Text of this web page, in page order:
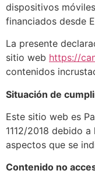
dispositivos
financiados desde
La presente
sitio web https://
contenidos
Situación de
Este sitio web es
1112/2018 debido
aspectos que se
Contenido no